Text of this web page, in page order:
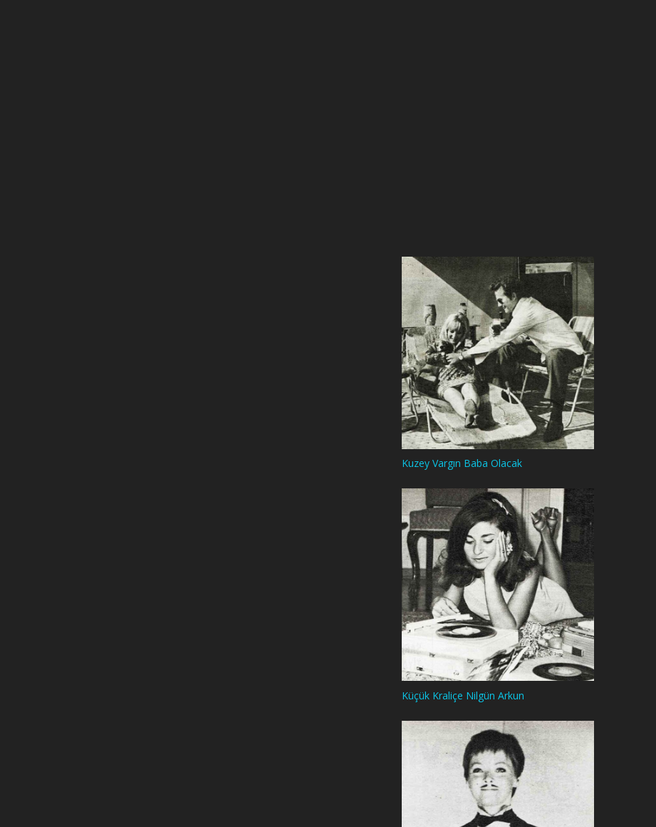
Kuzey Vargın Baba Olacak
Küçük Kraliçe Nilgün Arkun